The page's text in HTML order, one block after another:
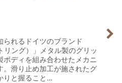
られるドイツのブランド
リング）」メタル製のグリッ
ボディを組み合わせたメカニ
。滑り止め加工が施されたグ
りと握ること…